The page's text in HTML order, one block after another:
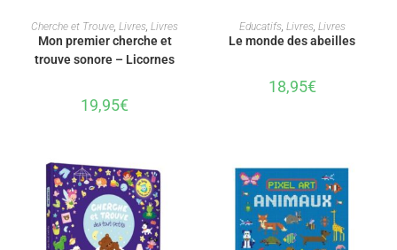
AJOUTER AU PANIER
Cherche et Trouve,Livres,Livres
Mon premier cherche et
trouve sonore – Licornes
19,95€
AJOUTER AU PANIER
Educatifs, Livres, Livres
Le monde des abeilles
18,95€